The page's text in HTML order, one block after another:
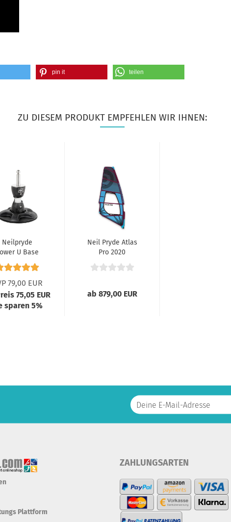
pin it teilen
ZU DIESEM PRODUKT EMPFEHLEN WIR IHNEN:
Neilpryde
U Base
79,00 EUR
75,05 EUR
sparen 5%
Neil Pryde Atlas
Pro 2020
ab 879,00 EUR
Plattform
ZAHLUNGSARTEN